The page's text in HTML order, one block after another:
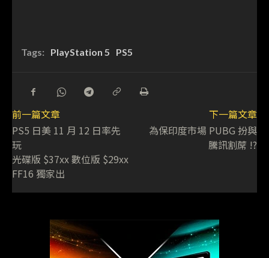
Tags: PlayStation 5 PS5
前一篇文章
PS5 日美 11 月 12 日率先
玩
光碟版 $37xx 數位版 $29xx
FF16 獨家出
下一篇文章
為保印度市場 PUBG 扮與
騰訊割蓆 !?